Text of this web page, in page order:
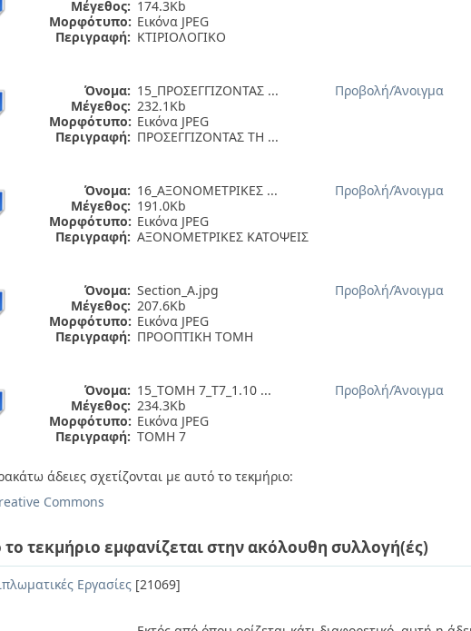
Μέγεθος: 174.3Kb
Μορφότυπο: Εικόνα JPEG
Περιγραφή: ΚΤΙΡΙΟΛΟΓΙΚΟ
Όνομα: 15_ΠΡΟΣΕΓΓΙΖΟΝΤΑΣ ...
Μέγεθος: 232.1Kb
Μορφότυπο: Εικόνα JPEG
Περιγραφή: ΠΡΟΣΕΓΓΙΖΟΝΤΑΣ ΤΗ ...
Προβολή/Άνοιγμα
Όνομα: 16_ΑΞΟΝΟΜΕΤΡΙΚΕΣ ...
Μέγεθος: 191.0Kb
Μορφότυπο: Εικόνα JPEG
Περιγραφή: ΑΞΟΝΟΜΕΤΡΙΚΕΣ ΚΑΤΟΨΕΙΣ
Προβολή/Άνοιγμα
Όνομα: Section_A.jpg
Μέγεθος: 207.6Kb
Μορφότυπο: Εικόνα JPEG
Περιγραφή: ΠΡΟΟΠΤΙΚΗ ΤΟΜΗ
Προβολή/Άνοιγμα
Όνομα: 15_ΤΟΜΗ 7_Τ7_1.10 ...
Μέγεθος: 234.3Kb
Μορφότυπο: Εικόνα JPEG
Περιγραφή: ΤΟΜΗ 7
Προβολή/Άνοιγμα
άδειες σχετίζονται με αυτό το τεκμήριο:
Commons
το τεκμήριο εμφανίζεται στην ακόλουθη συλλογή(ές)
Εργασίες [21069]